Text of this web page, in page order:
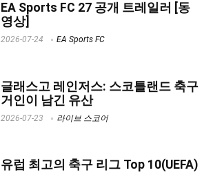
EA Sports FC 27 공개 트레일러 [동
영상]
2026-07-24 EA Sports FC
글래스고 레인저스: 스코틀랜드 축구
거인이 남긴 유산
2026-07-23 라이브 스코어
유럽 최고의 축구 리그 Top 10(UEFA)